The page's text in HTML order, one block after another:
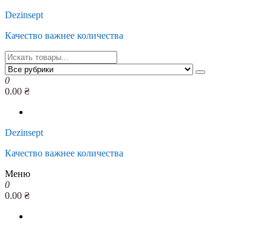
Перейти
содержимому
Dezinsept
Качество важнее количества
0
0.00 ₴
Dezinsept
Качество важнее количества
Меню
0
0.00 ₴